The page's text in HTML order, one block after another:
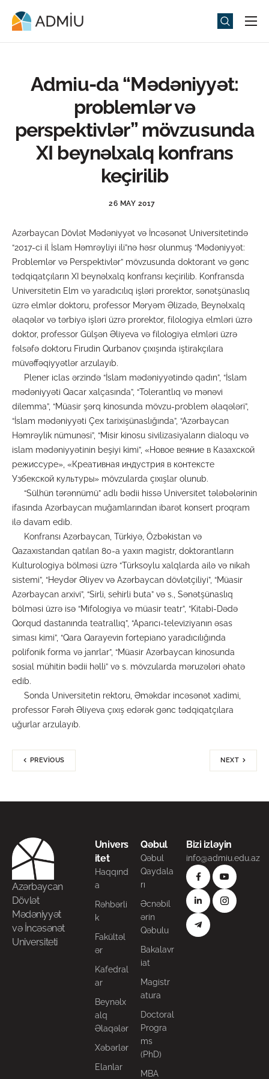
Universitet
Media
Qəbul
Universitet həyatı
Admiu-da “Mədəniyyət:
problemlər və
perspektivlər” mövzusunda
XI beynəlxalq konfrans
keçirilib
26 MAY 2017
Azərbaycan Dövlət Mədəniyyət və İncəsənət Universitetində
“2017-ci il İslam Həmrəyliyi ili”nə həsr olunmuş “Mədəniyyət:
Problemlər və Perspektivlər” mövzusunda doktorant və gənc
tədqiqatçıların XI beynəlxalq konfransı keçirilib. Konfransda
Universitetin Elm və yaradıcılıq işləri prorektor, sənətşünaslıq
üzrə elmlər doktoru, professor Məryəm Əlizadə, Beynəlxalq
əlaqələr və tərbiyə işləri üzrə prorektor, filologiya elmləri üzrə
doktor, professor Gülşən Əliyeva və filologiya elmləri üzrə
fəlsəfə doktoru Firudin Qurbanov çıxışında iştirakçılara
müvəffəqiyyətlər arzulayıb.
Plener iclas ərzində “İslam mədəniyyətində qadın”, “İslam
mədəniyyəti Qacar xalçasında”, “Tolerantlıq və mənəvi
dilemma”, “Müasir şərq kinosunda mövzu-problem əlaqələri”,
“İslam mədəniyyəti Çex tarixişünaslığında”, “Azərbaycan
Həmrəylik nümunəsi”, “Misir kinosu sivilizasiyaların dialoqu və
islam mədəniyyətinin beşiyi kimi”, «Новое веяние в Казахской
режиссуре», «Креативная индустрия в контексте
Узбекской культуры» mövzularda çıxışlar olunub.
“Sülhün tərənnümü” adlı bədii hissə Universitet tələbələrinin
ifasında Azərbaycan muğamlarından ibarət konsert proqram
ilə davam edib.
Konfransı Azərbaycan, Türkiyə, Özbəkistan və
Qazaxıstandan qatılan 80-a yaxın magistr, doktorantların
Kulturologiya bölməsi üzrə “Türksoylu xalqlarda ailə və nikah
sistemi”, “Heydər Əliyev və Azərbaycan dövlətçiliyi”, “Müasir
Azərbaycan arxivi”, “Sirli, sehirli buta” və s., Sənətşünaslıq
bölməsi üzrə isə “Mifologiya və müasir teatr”, “Kitabi-Dədə
Qorqud dastanında teatrallıq”, “Aparıcı-televiziyanın əsas
siması kimi”, “Qara Qarayevin fortepiano yaradıcılığında
polifonik forma və janrlar”, “Müasir Azərbaycan kinosunda
sosial mühitin bədii həlli” və s. mövzularda məruzələri əhatə
edib.
Sonda Universitetin rektoru, Əməkdar incəsənət xadimi,
professor Fərəh Əliyeva çıxış edərək gənc tədqiqatçılara
uğurlar arzulayıb.
PREVIOUS NEXT
Azərbaycan
Dövlət
Mədəniyyət
və İncəsənət
Universiteti
Univers
itet
Haqqınd
a
Rəhbərli
k
Fakültəl
ər
Kafedral
ar
Beynəlx
alq
Əlaqələr
Xəbərlər
Elanlar
Qəbul
Qəbul
Qaydala
rı
Əcnəbil
ərin
Qəbulu
Bakalavr
iat
Magistr
atura
Doctoral
Progra
ms
(PhD)
MBA
Bizi izləyin
info@admiu.edu.az